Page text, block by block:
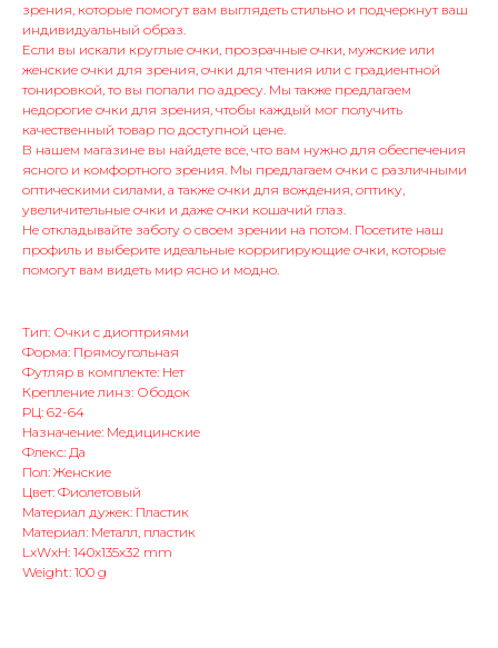
зрения, которые помогут вам выглядеть стильно и подчеркнут ваш
индивидуальный образ.
Если вы искали круглые очки, прозрачные очки, мужские или
женские очки для зрения, очки для чтения или с градиентной
тонировкой, то вы попали по адресу. Мы также предлагаем
недорогие очки для зрения, чтобы каждый мог получить
качественный товар по доступной цене.
В нашем магазине вы найдете все, что вам нужно для обеспечения
ясного и комфортного зрения. Мы предлагаем очки с различными
оптическими силами, а также очки для вождения, оптику,
увеличительные очки и даже очки кошачий глаз.
Не откладывайте заботу о своем зрении на потом. Посетите наш
профиль и выберите идеальные корригирующие очки, которые
помогут вам видеть мир ясно и модно.
Тип: Очки с диоптриями
Форма: Прямоугольная
Футляр в комплекте: Нет
Крепление линз: Ободок
РЦ: 62-64
Назначение: Медицинские
Флекс: Да
Пол: Женские
Цвет: Фиолетовый
Материал дужек: Пластик
Материал: Металл, пластик
LxWxH: 140x135x32 mm
Weight: 100 g